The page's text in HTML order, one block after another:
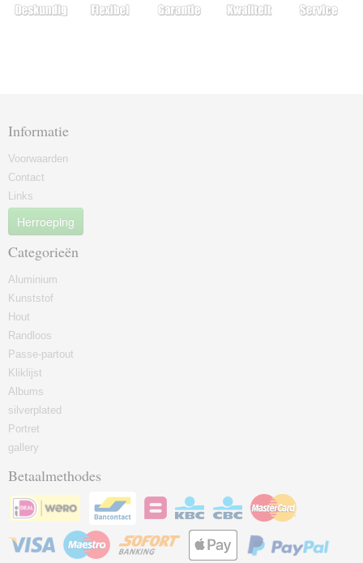
Informatie
Voorwaarden
Contact
Links
Herroeping
Categorieën
Aluminium
Kunststof
Hout
Randloos
Passe-partout
Kliklijst
Albums
silverplated
Portret
gallery
Betaalmethodes